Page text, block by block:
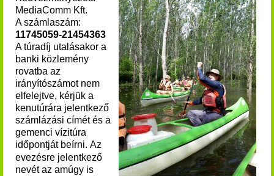
MediaComm Kft.
A számlaszám:
11745059-21454363
A túradíj utalásakor a
banki közlemény
rovatba az
irányítószámot nem
elfelejtve, kérjük a
kenutúrára jelentkező
számlázási címét és a
gemenci vízitúra
időpontját beírni. Az
evezésre jelentkező
nevét az amúgy is